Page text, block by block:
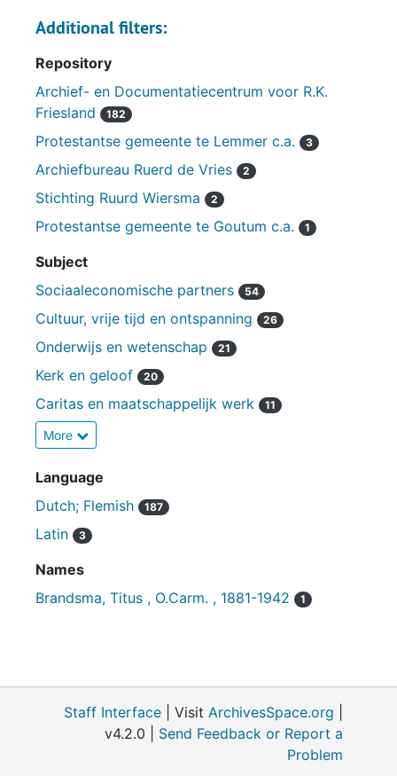
Additional filters:
Repository
Archief- en Documentatiecentrum voor R.K.
Friesland
182
Protestantse gemeente te Lemmer c.a. 3
Archiefbureau Ruerd de Vries 2
Stichting Ruurd Wiersma 2
Protestantse gemeente te Goutum c.a. 1
Subject
Sociaaleconomische partners
54
Cultuur, vrije tijd en ontspanning 26
Onderwijs en wetenschap 21
Kerk en geloof 20
Caritas en maatschappelijk werk 11
More
Language
Dutch; Flemish
187
Latin 3
Names
Brandsma, Titus , O.Carm. , 1881-1942
1
Staff Interface | Visit ArchivesSpace.org
v4.2.0 | Send Feedback or Report a
Problem